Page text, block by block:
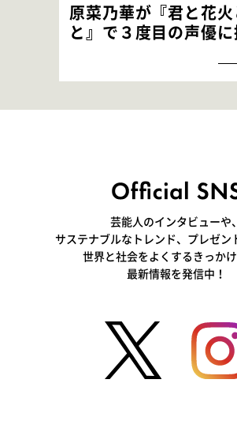
原菜乃華が『君と花
と』で３度目の声優
「お邪魔させてもら
感覚ですが､お芝居
芸能人のインタビューや、
サステナブルなトレンド、プレゼン
世界と社会をよくするきっか
最新情報を発信中！